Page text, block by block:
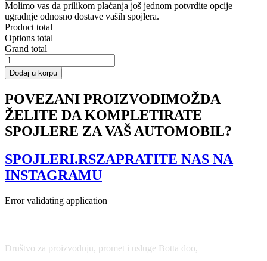
Molimo vas da prilikom plaćanja još jednom potvrdite opcije
ugradnje odnosno dostave vaših spojlera.
Product total
Options total
Grand total
SIDE
SKIRTS
DIFFUSERS
1
E87
količina
Dodaj u korpu
POVEZANI PROIZVODIMOŽDA
ŽELITE DA KOMPLETIRATE
SPOJLERE ZA VAŠ AUTOMOBIL?
SPOJLERI.RSZAPRATITE NAS NA
INSTAGRAMU
Error validating application
Društvo za proizvodnju, promet i usluge Botta doo,